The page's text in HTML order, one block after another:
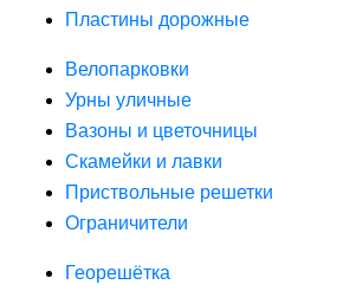
Пластины дорожные
Велопарковки
Урны уличные
Вазоны и цветочницы
Скамейки и лавки
Приствольные решетки
Ограничители
Георешётка